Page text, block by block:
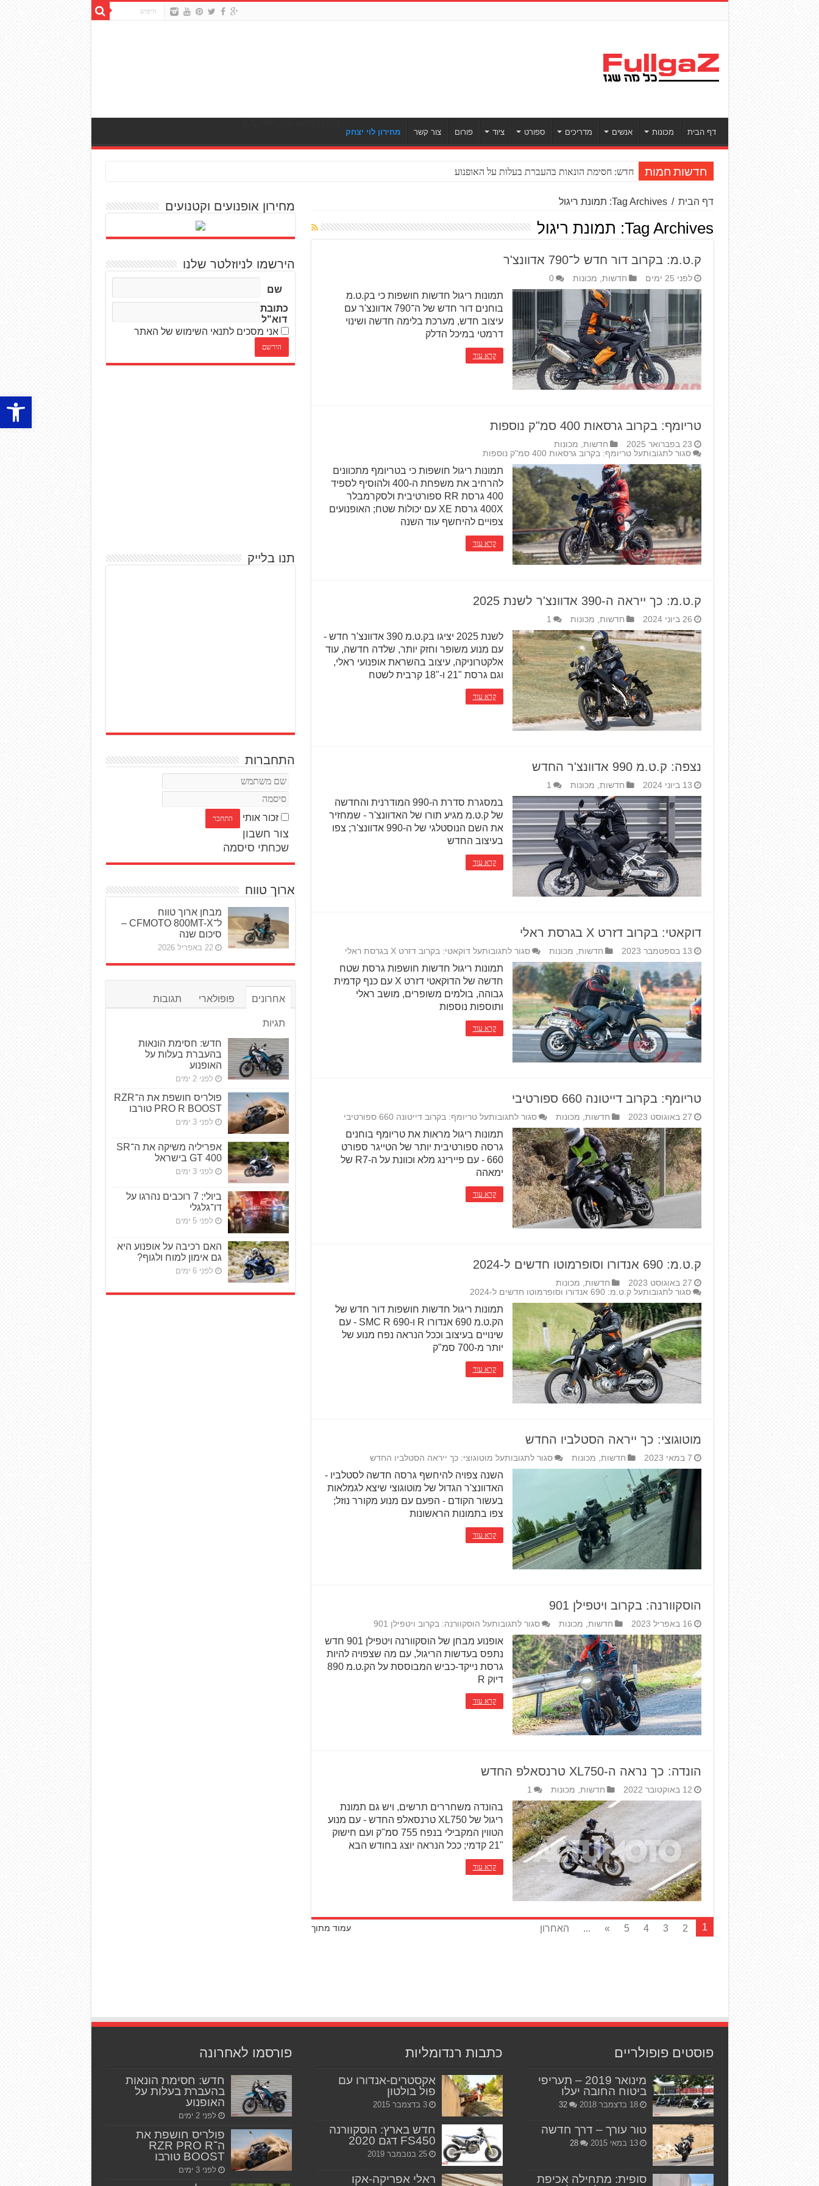
פתח
דף הבית מכונות אנשים מדריכים ספורט ציוד פורום צור קשר מחירון לוי יצחק
חדשות חמות חדש: חסימת הונאות בהעברת בעלות על האופנוע
דף הבית / Tag Archives: תמונת ריגול
Tag Archives: תמונת ריגול
ק.ט.מ: בקרוב דור חדש ל־790 אדוונצ'ר
לפני 25 ימים חדשות, מכונות 0
תמונות ריגול חדשות חושפות כי בק.ט.מ
בוחנים דור חדש של ה־790 אדוונצ'ר עם
עיצוב חדש, מערכת בלימה חדשה ושינוי
דרמטי במיכל הדלק
קרא עוד
טריומף: בקרוב גרסאות 400 סמ"ק נוספות
23 בפברואר 2025 חדשות, מכונות
סגור לתגובותעל טריומף: בקרוב גרסאות 400 סמ"ק נוספות
תמונות ריגול חושפות כי בטריומף מתכוונים
להרחיב את משפחת ה-400 ולהוסיף לספיד
400 גרסת RR ספורטיבית ולסקרמבלר
400X גרסת XE עם יכולות שטח; האופנועים
צפויים להיחשף עוד השנה
קרא עוד
ק.ט.מ: כך ייראה ה-390 אדוונצ'ר לשנת 2025
26 ביוני 2024 חדשות, מכונות 1
לשנת 2025 יציגו בק.ט.מ 390 אדוונצ'ר חדש -
עם מנוע משופר וחזק יותר, שלדה חדשה, עוד
אלקטרוניקה, עיצוב בהשראת אופנועי ראלי,
וגם גרסת "21 ו-"18 קרבית לשטח
קרא עוד
נצפה: ק.ט.מ 990 אדוונצ'ר החדש
13 ביוני 2024 חדשות, מכונות 1
במסגרת סדרת ה-990 המודרנית והחדשה
של ק.ט.מ מגיע תורו של האדוונצ'ר - שמחזיר
את השם הנוסטלגי של ה-990 אדוונצ'ר; צפו
בעיצוב החדש
קרא עוד
דוקאטי: בקרוב דזרט X בגרסת ראלי
13 בספטמבר 2023 חדשות, מכונות סגור לתגובותעל דוקאטי: בקרוב דזרט X בגרסת ראלי
תמונות ריגול חדשות חושפות גרסת שטח
חדשה של הדוקאטי דזרט X עם כנף קדמית
גבוהה, בולמים משופרים, מושב ראלי
ותוספות נוספות
קרא עוד
טריומף: בקרוב דייטונה 660 ספורטיבי
27 באוגוסט 2023 חדשות, מכונות סגור לתגובותעל טריומף: בקרוב דייטונה 660 ספורטיבי
תמונות ריגול מראות את טריומף בוחנים
גרסה ספורטיבית יותר של הטייגר ספורט
660 - עם פיירינג מלא וכוונת על ה-R7 של
ימאהה
קרא עוד
ק.ט.מ: 690 אנדורו וסופרמוטו חדשים ל-2024
27 באוגוסט 2023 חדשות, מכונות
סגור לתגובותעל ק.ט.מ: 690 אנדורו וסופרמוטו חדשים ל-2024
תמונות ריגול חדשות חושפות דור חדש של
הק.ט.מ 690 אנדורו R ו-690 SMC R - עם
שינויים בעיצוב וככל הנראה נפח מנוע של
יותר מ-700 סמ"ק
קרא עוד
מוטוגוצי: כך ייראה הסטלביו החדש
7 במאי 2023 חדשות, מכונות סגור לתגובותעל מוטוגוצי: כך ייראה הסטלביו החדש
השנה צפויה להיחשף גרסה חדשה לסטלביו -
האדוונצ'ר הגדול של מוטוגוצי שיצא לגמלאות
בעשור הקודם - הפעם עם מנוע מקורר נוזל;
צפו בתמונות הראשונות
קרא עוד
הוסקוורנה: בקרוב ויטפילן 901
16 באפריל 2023 חדשות, מכונות סגור לתגובותעל הוסקוורנה: בקרוב ויטפילן 901
אופנוע מבחן של הוסקוורנה ויטפילן 901 חדש
נתפס בעדשות הריגול, עם מה שצפויה להיות
גרסת נייקד-כביש המבוססת על הק.ט.מ 890
דיוק R
קרא עוד
הונדה: כך נראה ה-XL750 טרנסאלפ החדש
12 באוקטובר 2022 חדשות, מכונות 1
בהונדה משחררים תרשים, ויש גם תמונת
ריגול של XL750 טרנסאלפ החדש - עם מנוע
הטווין המקבילי בנפח 755 סמ"ק ועם חישוק
"21 קדמי; ככל הנראה יוצג בחודש הבא
קרא עוד
עמוד מתוך 1
2
3
4
5
»
... האחרון
מחירון אופנועים וקטנועים
הירשמו לניוזלטר שלנו
שם
כתובת
דוא"ל
אני מסכים לתנאי השימוש של האתר
תנו בלייק
התחברות
זכור אותי
צור חשבון
שכחתי סיסמה
ארוך טווח
מבחן ארוך טווח
ל־CFMOTO 800MT-X –
סיכום שנה
22 באפריל 2026
אחרונים פופולארי תגובות
תגיות
חדש: חסימת הונאות
בהעברת בעלות על
האופנוע
לפני 2 ימים
פולריס חושפת את ה־RZR
PRO R BOOST טורבו
לפני 3 ימים
אפריליה משיקה את ה־SR
GT 400 בישראל
לפני 3 ימים
ביולי: 7 רוכבים נהרגו על
דו־גלגלי
לפני 5 ימים
האם רכיבה על אופנוע היא
גם אימון למוח ולגוף?
לפני 6 ימים
פוסטים פופולריים
מינואר 2019 – תעריפי
ביטוח החובה יעלו
18 בדצמבר 2018 32
טור עורך – דרך חדשה
13 במאי 2015 28
סופית: מתחילה אכיפת
כתבות רנדומליות
אקסטרים-אנדורו עם
פול בולטון
3 בדצמבר 2015
חדש בארץ: הוסקוורנה
FS450 דגם 2020
25 בנובמבר 2019
ראלי אפריקה-אקו
פורסמו לאחרונה
חדש: חסימת הונאות
בהעברת בעלות על
האופנוע
לפני 2 ימים
פולריס חושפת את
ה־RZR PRO R
BOOST טורבו
לפני 3 ימים